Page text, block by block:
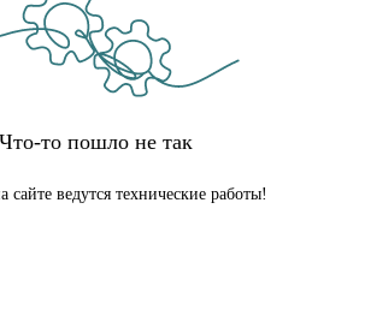
Что-то пошло не так
сайте ведутся технические работы!